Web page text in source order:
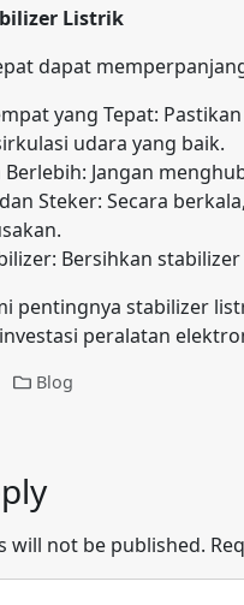
Listrik
dapat
yang Tepat:
udara yang baik.
Berlebih: Jangan
Steker: Secara
Bersihkan
pentingnya stabilizer
peralatan
Blog
will not be published.